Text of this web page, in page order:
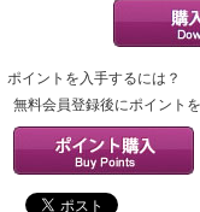
ポイントを入手するには？
無料会員登録後にポイント